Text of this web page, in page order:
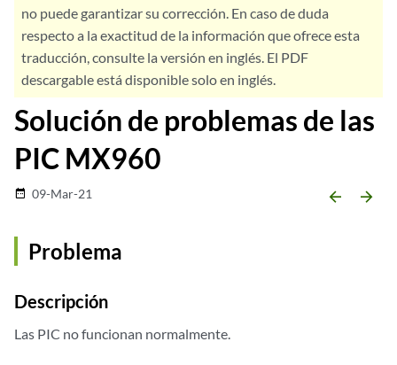
no puede garantizar su corrección. En caso de duda
respecto a la exactitud de la información que ofrece esta
traducción, consulte la versión en inglés. El PDF
descargable está disponible solo en inglés.
Solución de problemas de las
PIC MX960
date_range 09-Mar-21 arrow_backward arrow_forward
Problema
Descripción
Las PIC no funcionan normalmente.